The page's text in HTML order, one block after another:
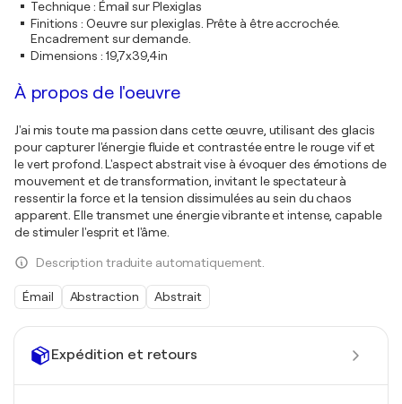
Expédition et retours
Technique: Émail sur Plexiglas
Finitions : Oeuvre sur plexiglas. Prête à être accrochée.
Encadrement sur demande.
Dimensions : 19,7x39,4in
À propos de l'oeuvre
J'ai mis toute ma passion dans cette œuvre, utilisant des glacis
pour capturer l'énergie fluide et contrastée entre le rouge vif et
le vert profond. L'aspect abstrait vise à évoquer des émotions de
mouvement et de transformation, invitant le spectateur à
ressentir la force et la tension dissimulées au sein du chaos
apparent. Elle transmet une énergie vibrante et intense, capable
de stimuler l'esprit et l'âme.
Description traduite automatiquement.
Émail Abstraction Abstrait